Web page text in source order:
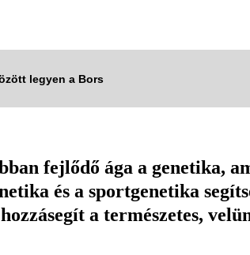
legyen a Bors
fejlődő ága a genetika,
és a sportgenetika
a természetes,